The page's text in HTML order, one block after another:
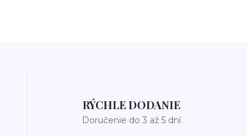
RÝCHLE DODANIE
Doručenie do 3 až 5 dní